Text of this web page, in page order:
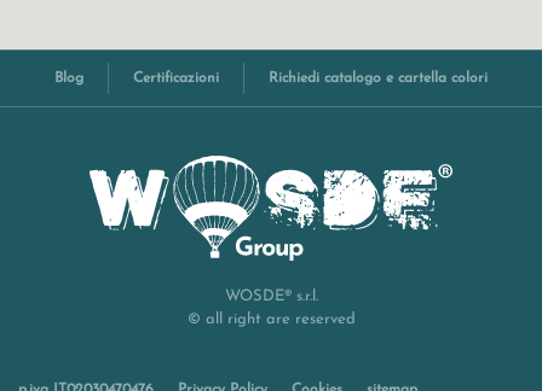
Blog Certificazioni Richiedi catalogo e cartella colori
WOSDE® s.r.l.
© all right are reserved